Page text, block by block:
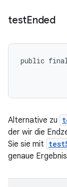
testEnded
public
Alternative zu
der wir die
Sie sie mit
genaue